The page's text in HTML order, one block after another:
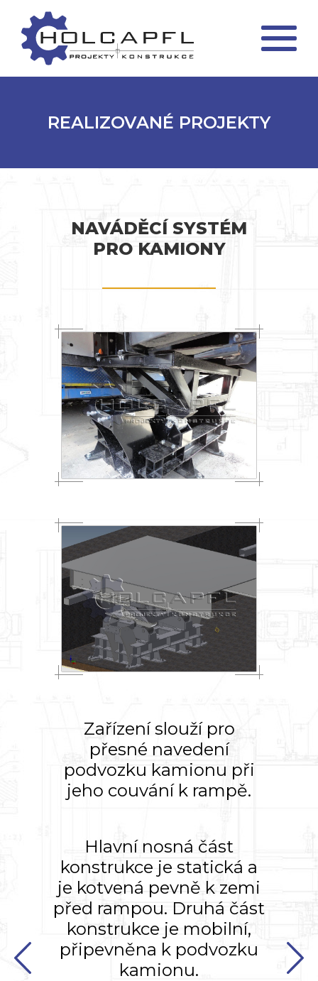
REALIZOVANÉ PROJEKTY
Prev
NAVÁDĚCÍ SYSTÉM
PRO KAMIONY
Zařízení slouží pro
přesné navedení
podvozku kamionu při
jeho couvání k rampě.
Hlavní nosná část
konstrukce je statická a
je kotvená pevně k zemi
před rampou. Druhá část
konstrukce je mobilní,
připevněna k podvozku
kamionu.